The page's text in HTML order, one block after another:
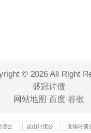
© 2026 All Right
盛冠讨债
网站地图 百度 谷歌
债公 昆山讨债公 无锡讨债